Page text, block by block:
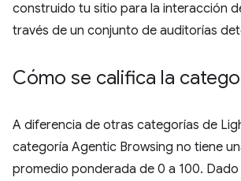
construido tu sitio para la interacción
través de un conjunto de auditorías
Cómo se califica la
A diferencia de otras categorías de
categoría Agentic Browsing no tiene
promedio ponderada de 0 a 100. Dado